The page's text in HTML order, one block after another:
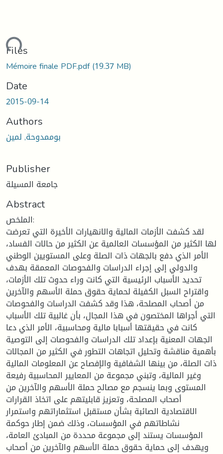
Files
Mémoire finale PDF.pdf(19.37 MB)
Date
2015-09-14
Authors
بوممدوحة, لمين
Publisher
جامعة المسيلة
Abstract
الملخص:
لقد كشفت الأزمات المالية والانهيارات الأخيرة التي تعرضت
لها الكثير من المؤسسات العالمية عن الكثير من حالات الفساد،
الأمر الذي دفع بالجهات ذات الصلة وعلى المستويين الوطني
والدولي إلى إجراء الدراسات والفحوصات المعمقة بهدف
تحديد الأسباب الرئيسية التي كانت وراء حدوث تلك الأزمات،
واقتراح السبل الكفيلة لحماية حقوق حملة الأسهم والآخرين
من أصحاب المصلحة، هذا وقد كشفت الدراسات والفحوصات
التي أجراها المختصون في هذا المجال، بأن غالبية تلك الأسباب
كانت في حقيقتها أسبابا مالية ومحاسبية، الأمر الذي دعا
الجهات المعنية بإعداد تلك الدراسات والفحوصات إلى التوصية
بأهمية مناقشة وتحليل اتجاهات التطور في الكثير من المجالات
ذات الصلة، من بينها الشفافية والإفصاح عن المعلومات المالية
وغير المالية، وتبني مجموعة من المعايير المحاسبية رفيعة
المستوى وبما ينسجم مع مصالح حملة الأسهم والآخرين من
أصحاب المصلحة، وتعزيز قابليتهم على اتخاذ القرارات
الاقتصادية الصائبة بشأن مستقبل استثماراتهم واستمرار
نشاطاتهم في المؤسسات، وذلك ضمن إطار حوكمة
المؤسسات يستند إلى مجموعة محددة من المبادئ العامة،
ويهدف إلى حماية حقوق حملة الأسهم والآخرين من أصحاب